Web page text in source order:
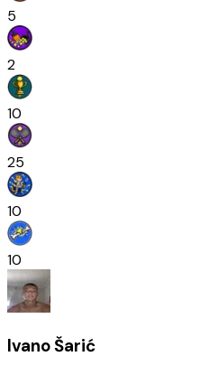
5
2
10
25
10
10
Ivano Šarić